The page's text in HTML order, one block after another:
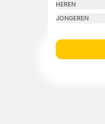
HEREN
JONGEREN